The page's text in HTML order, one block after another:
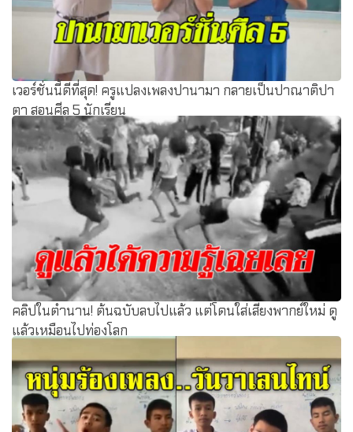
เวอร์ชั่นนี้ดีที่สุด! ครูแปลงเพลงปานามา กลายเป็นปาณาติปา
ตา สอนศีล 5 นักเรียน
คลิปในตำนาน! ต้นฉบับลบไปแล้ว แต่โดนใส่เสียงพากย์ใหม่ ดู
แล้วเหมือนไปท่องโลก